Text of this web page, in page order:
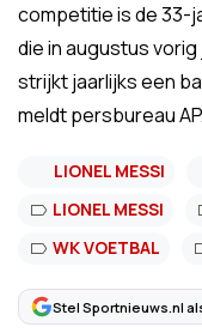
competitie is de 33-
die in augustus
strijkt jaarlijks een
meldt persbureau AP.
LIONEL MESSI
LIONEL MESSI
WK VOETBAL
Stel Sportnieuws.nl